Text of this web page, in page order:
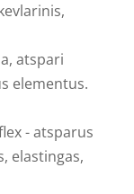
atspari
elementus.
- atsparus
elastingas,